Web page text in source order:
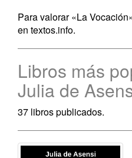
Para valorar «La
en textos.info.
Libros más
Julia de
37 libros publicados.